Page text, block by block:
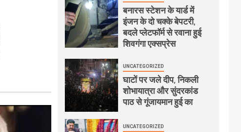
बनारस स्टेशन के यार्ड में
इंजन के दो चक्के बेपटरी,
बदले प्लेटफॉर्म से रवाना हुई
शिवगंगा एक्सप्रेस
UNCATEGORIZED
घाटों पर जले दीप, निकली
शोभायात्रा और सुंदरकांड
पाठ से गूंजायमान हुई का
UNCATEGORIZED